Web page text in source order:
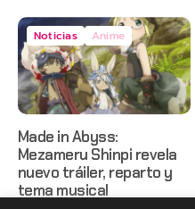
Noticias Anime
Made in Abyss:
Mezameru Shinpi revela
nuevo tráiler, reparto y
tema musical